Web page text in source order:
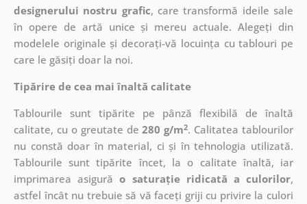
designerului nostru grafic, caretransformă ideile sale
în opere de artă unice și mereu actuale. Alegeți din
modelele originale și decorați-vă locuința cu tablouri pe
care le găsiți doar la noi.
Tipărire de cea mai înaltă calitate
Tablourile sunt tipărite pe pânză flexibilă de înaltă
calitate, cu o greutate de280 g/m2. Calitatea tablourilor
nu constă doar în material, ci și în tehnologia utilizată.
Tablourile sunt tipărite încet, la o calitate înaltă, iar
imprimarea asigurăo saturație ridicată a culorilor,
astfel încât nu trebuie să vă faceți griji cu privire la culori